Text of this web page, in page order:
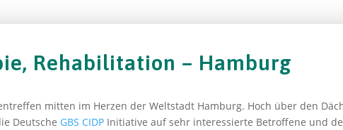
Rehabilitation – Hamburg
mitten im Herzen der Weltstadt Hamburg. Hoch über den
Deutsche GBS CIDPInitiative auf sehr interessierte Betroffene und